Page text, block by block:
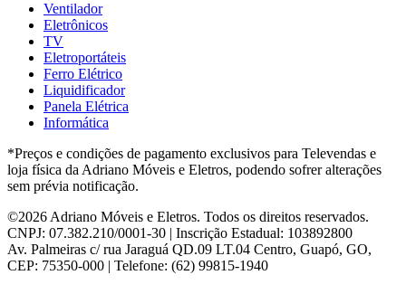
Kaiki Móveis
KAMABEL
kasper
Kaza
Leifer
Lenoxx
Level(3)
LG(8)
Libell(6)
Linea brasil
Lopas(2)
Lukaliam(8)
Madetec(7)
Ventilador
Eletrônicos
TV
Eletroportáteis
Ferro Elétrico
Liquidificador
Panela Elétrica
Informática
*Preços e condições de pagamento exclusivos para Televendas e
loja física da Adriano Móveis e Eletros, podendo sofrer alterações
sem prévia notificação.
©2026 Adriano Móveis e Eletros. Todos os direitos reservados.
CNPJ: 07.382.210/0001-30 | Inscrição Estadual: 103892800
Av. Palmeiras c/ rua Jaraguá QD.09 LT.04 Centro, Guapó, GO,
CEP: 75350-000 | Telefone: (62) 99815-1940